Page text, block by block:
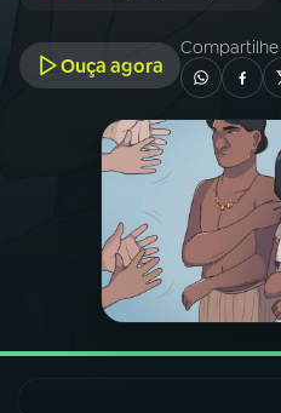
PROGRAMAÇÃO
PROGRAMAS
Ouça agora
Compartilhe